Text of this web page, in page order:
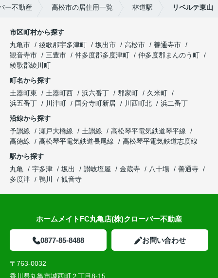
ー不動産 高松市の居住用一覧 林道駅 リベルテ東山
市区町村から探す
丸亀市
綾歌郡宇多津町 坂出市 高松市
善通寺市
観音寺市
三豊市 仲多度郡多度津町
仲多度郡まんのう町
綾歌郡綾川町
町名から探す
土器町東
土器町西 浜六番丁 郡家町
久米町
浜五番丁
川津町 国分寺町新居 川西町北
浜二番丁
沿線から探す
予讃線
瀬戸大橋線 土讃線
高松琴平電気鉄道琴平線
高徳線
高松琴平電気鉄道長尾線
高松琴平電気鉄道志度線
駅から探す
丸亀
宇多津 坂出 讃岐塩屋 金蔵寺 八十場
善通寺
多度津
鴨川 観音寺
ホームメイトFC丸亀店(株)クローバー不動産
0877-85-8488 お問い合わせ
〒763-0032
香川県丸亀市城西町２丁目8-15